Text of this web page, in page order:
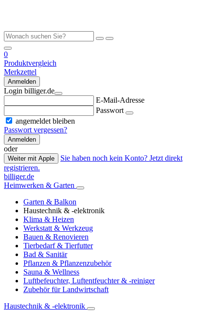
0
Produktvergleich
Merkzettel
Anmelden
Login billiger.de
E-Mail-Adresse
Passwort
angemeldet bleiben
Passwort vergessen?
Anmelden
oder
Weiter mit Apple
Sie haben noch kein Konto? Jetzt direkt
registrieren.
billiger.de
Heimwerken & Garten
Garten & Balkon
Haustechnik & -elektronik
Klima & Heizen
Werkstatt & Werkzeug
Bauen & Renovieren
Tierbedarf & Tierfutter
Bad & Sanitär
Pflanzen & Pflanzenzubehör
Sauna & Wellness
Luftbefeuchter, Luftentfeuchter & -reiniger
Zubehör für Landwirtschaft
Haustechnik & -elektronik